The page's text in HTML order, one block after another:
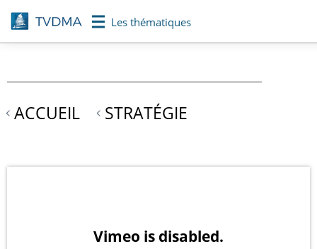
Aller
au
contenu
Les thématiques
ACCUEIL STRATÉGIE
Vimeo is disabled.